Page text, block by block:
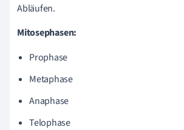
Abläufen.
Mitosephasen:
Prophase
Metaphase
Anaphase
Telophase